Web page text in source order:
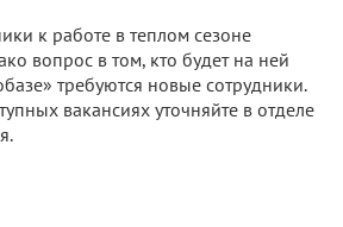
к работе в теплом сезоне
вопрос в том, кто будет на ней
требуются новые сотрудники.
вакансиях уточняйте в отделе